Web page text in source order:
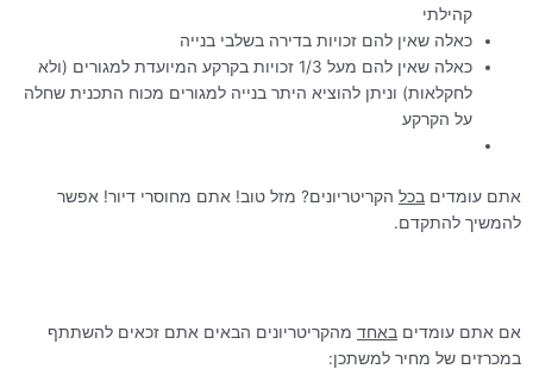
קהילתי
כאלה שאין להם זכויות בדירה בשלבי בנייה
כאלה שאין להם מעל 1/3 זכויות בקרקע המיועדת למגורים (ולא
לחקלאות) וניתן להוציא היתר בנייה למגורים מכוח התכנית שחלה
על הקרקע
אתם עומדים בכל הקריטריונים? מזל טוב! אתם מחוסרי דיור! אפשר
להמשיך להתקדם.
אם אתם עומדים באחד מהקריטריונים הבאים אתם זכאים להשתתף
במכרזים של מחיר למשתכן: